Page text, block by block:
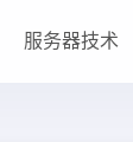
服务器技术